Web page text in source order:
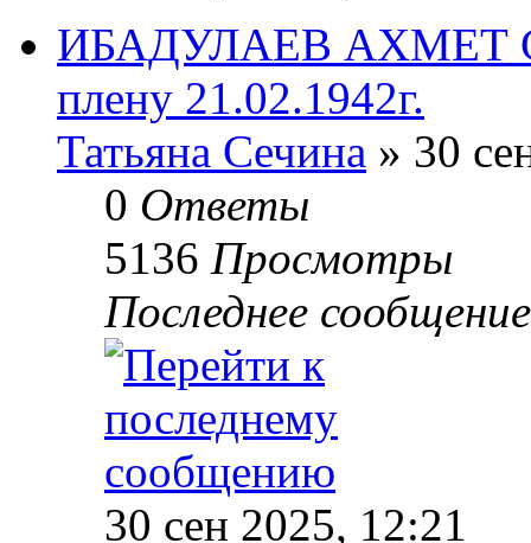
ИБАДУЛАЕВ АХМЕТ
плену 21.02.1942г.
Татьяна Сечина » 30
0 Ответы
5136 Просмотры
Последнее
30 сен 2025, 12:21